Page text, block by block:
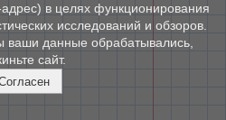
в целях функционирования
исследований и обзоров.
ваши данные обрабатывались,
сайт.